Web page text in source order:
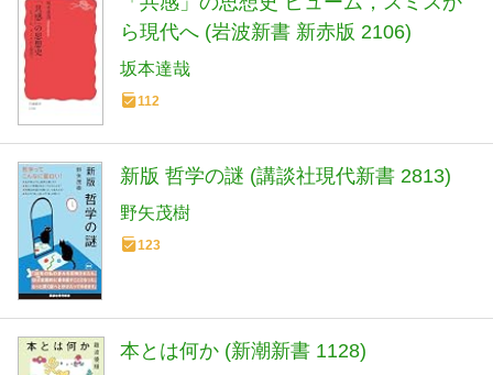
ら現代へ (岩波新書 新赤版 2106)
坂本達哉
112
新版 哲学の謎 (講談社現代新書 2813)
野矢茂樹
123
本とは何か (新潮新書 1128)